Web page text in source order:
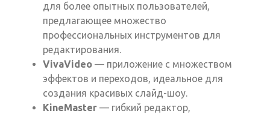
для более опытных пользователей,
предлагающее множество
профессиональных инструментов для
редактирования.
VivaVideo — приложение с множеством
эффектов и переходов, идеальное для
создания красивых слайд-шоу.
KineMaster — гибкий редактор,